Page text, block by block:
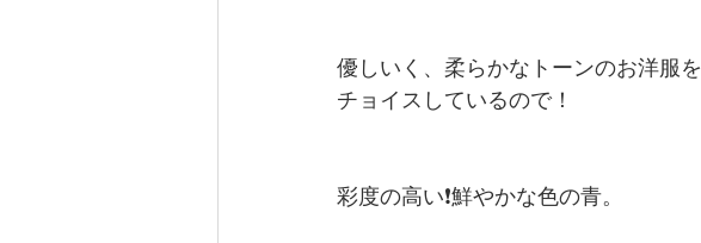
優しいく、柔らかなトーンのお洋服を
チョイスしているので！
彩度の高い❗️鮮やかな色の青。